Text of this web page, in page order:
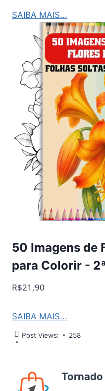
SAIBA MAIS...
50 Imagens de
para Colorir -
R$21,90
SAIBA MAIS...
Post Views: 258
Tornado